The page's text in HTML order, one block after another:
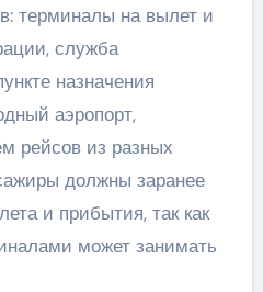
терминалы на вылет и
служба
назначения
аэропорт,
рейсов из разных
должны заранее
и прибытия, так как
может занимать